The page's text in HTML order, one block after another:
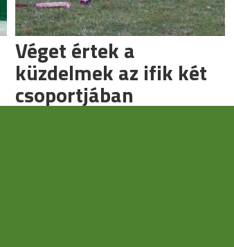
Véget értek a
küzdelmek az ifik két
csoportjában